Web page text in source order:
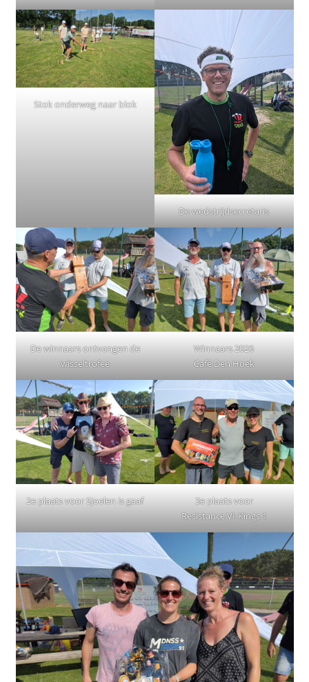
Stok onderweg naar blok
De wedstrijdsecretaris
De winnaars ontvangen de
wisseltrofee
Winnaars 2026
Café Den Hoek
2e plaats voor Sjoelen is gaaf
3e plaats voor
Resistance VI-Kings 1